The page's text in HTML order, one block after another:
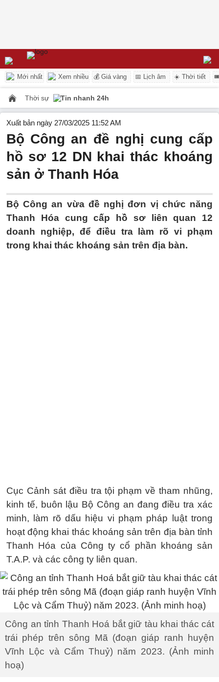
Mới nhất Xem nhiều 💰 Giá vàng 📅 Lịch âm ☀️ Thời tiết
Thời sự Tin nhanh 24h
Xuất bản ngày 27/03/2025 11:52 AM
Bộ Công an đề nghị cung cấp
hồ sơ 12 DN khai thác khoáng
sản ở Thanh Hóa
Bộ Công an vừa đề nghị đơn vị chức năng
Thanh Hóa cung cấp hồ sơ liên quan 12
doanh nghiệp, để điều tra làm rõ vi phạm
trong khai thác khoáng sản trên địa bàn.
Cục Cảnh sát điều tra tội phạm về tham nhũng,
kinh tế, buôn lậu Bộ Công an đang điều tra xác
minh, làm rõ dấu hiệu vi phạm pháp luật trong
hoạt động khai thác khoáng sản trên địa bàn tỉnh
Thanh Hóa của Công ty cổ phần khoáng sản
T.A.P. và các công ty liên quan.
Công an tỉnh Thanh Hoá bắt giữ tàu khai thác cát
trái phép trên sông Mã (đoạn giáp ranh huyện
Vĩnh Lộc và Cẩm Thuỷ) năm 2023. (Ảnh minh
hoạ)